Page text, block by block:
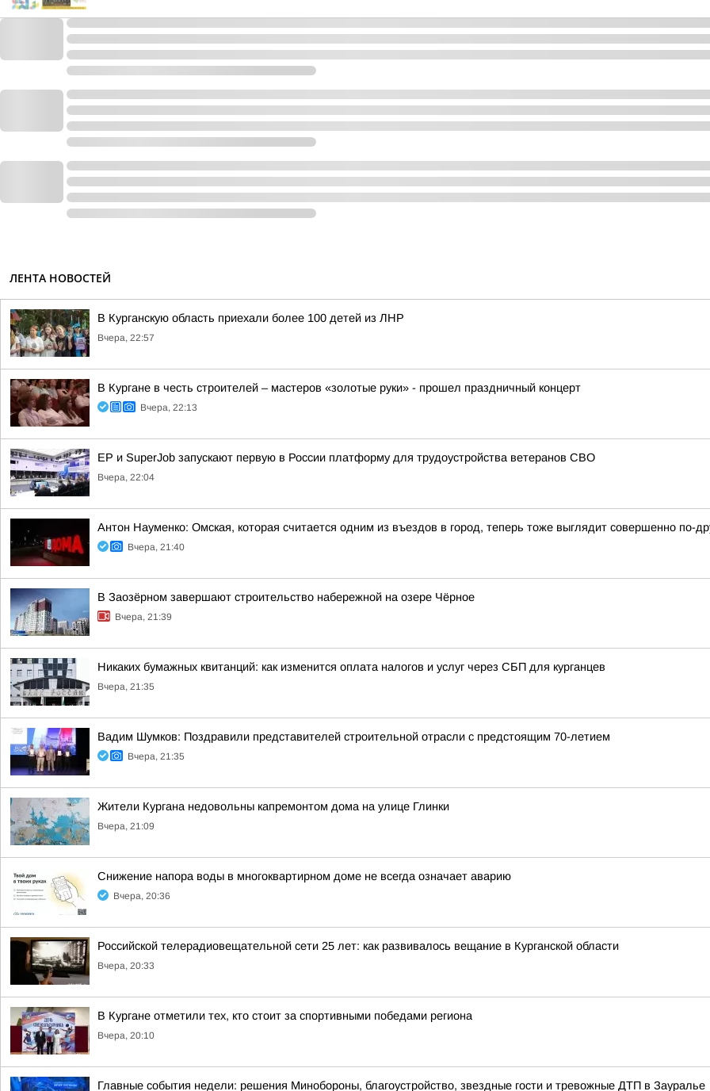
ЛЕНТА НОВОСТЕЙ
В Курганскую область приехали более 100 детей из ЛНР
Вчера, 22:57
В Кургане в честь строителей – мастеров «золотые руки» - прошел праздничный концерт
Вчера, 22:13
ЕР и SuperJob запускают первую в России платформу для трудоустройства ветеранов СВО
Вчера, 22:04
Антон Науменко: Омская, которая считается одним из въездов в город, теперь тоже выглядит совершенно по-
Вчера, 21:40
В Заозёрном завершают строительство набережной на озере Чёрное
Вчера, 21:39
Никаких бумажных квитанций: как изменится оплата налогов и услуг через СБП для курганцев
Вчера, 21:35
Вадим Шумков: Поздравили представителей строительной отрасли с предстоящим 70-летием
Вчера, 21:35
Жители Кургана недовольны капремонтом дома на улице Глинки
Вчера, 21:09
Снижение напора воды в многоквартирном доме не всегда означает аварию
Вчера, 20:36
Российской телерадиовещательной сети 25 лет: как развивалось вещание в Курганской области
Вчера, 20:33
В Кургане отметили тех, кто стоит за спортивными победами региона
Вчера, 20:10
Главные события недели: решения Минобороны, благоустройство, звездные гости и тревожные ДТП в Зауралье